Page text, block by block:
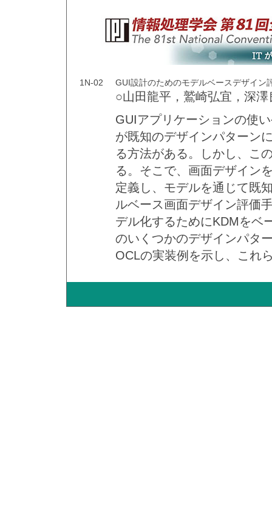
1N-02 GUI設計のためのモデルベースデザイン
○山田龍平，鷲崎弘宜，深
GUIアプリケーションの使
が既知のデザインパターン
る方法がある。しかし、こ
る。そこで、画面デザイン
定義し、モデルを通じて既
ルベース画面デザイン評価
デル化するためにKDMをベ
のいくつかのデザインパタ
OCLの実装例を示し、これ